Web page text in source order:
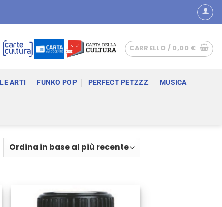
CARRELLO / 0,00 €
ARTI FUNKO POP PERFECT PETZZZ MUSICA